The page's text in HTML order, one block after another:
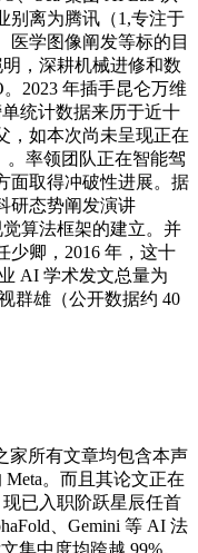
别离为腾讯（1,专注于
医学图像阐发等标的目
，深耕机械进修和数
2023 年插手昆仑万维
统计数据来历于近十
，如本次尚未呈现正在
。率领团队正在智能驾
面取得冲破性进展。据
研态势阐发演讲
觉算法框架的建立。并
少卿，2016 年，这十
AI 学术发文总量为
群雄（公开数据约 40
家所有文章均包含本声
。而且其论文正在
已入职阶跃星辰任首
、Gemini 等 AI 法
集中度均跨越 99%。